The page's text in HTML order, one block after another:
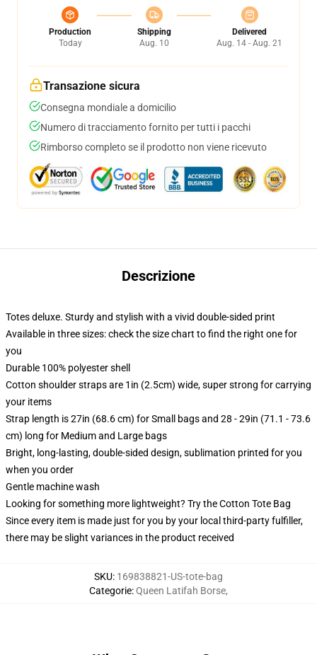
Production
Today
Shipping
Aug. 10
Delivered
Aug. 14 - Aug. 21
Transazione sicura
Consegna mondiale a domicilio
Numero di tracciamento fornito per tutti i pacchi
Rimborso completo se il prodotto non viene ricevuto
Descrizione
Totes deluxe. Sturdy and stylish with a vivid double-sided print
Available in three sizes: check the size chart to find the right one for
you
Durable 100% polyester shell
Cotton shoulder straps are 1in (2.5cm) wide, super strong for carrying
your items
Strap length is 27in (68.6 cm) for Small bags and 28 - 29in (71.1 - 73.6
cm) long for Medium and Large bags
Bright, long-lasting, double-sided design, sublimation printed for you
when you order
Gentle machine wash
Looking for something more lightweight? Try the Cotton Tote Bag
Since every item is made just for you by your local third-party fulfiller,
there may be slight variances in the product received
SKU: 169838821-US-tote-bag
Categorie:Queen Latifah Borse,